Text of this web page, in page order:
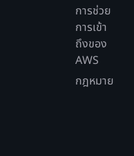
การช่วย
การเข้า
ถึงของ
AWS
กฎหมาย